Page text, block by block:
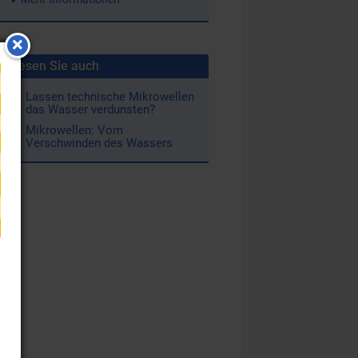
Lesen Sie auch
Lassen technische Mikrowellen
das Wasser verdunsten?
Mikrowellen: Vom
Verschwinden des Wassers